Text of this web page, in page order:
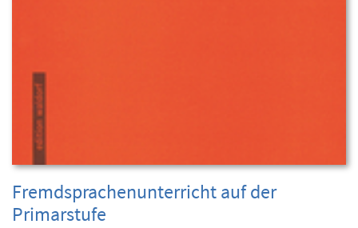
Fremdsprachenunterricht auf der
Primarstufe